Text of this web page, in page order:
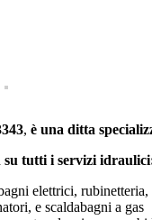
, è una ditta
su tutti i servizi
elettrici,
e scaldabagni a gas